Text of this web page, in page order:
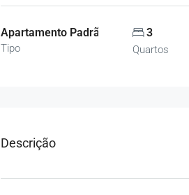
Apartamento Padrão, Apartamentos
Tipo
3
Quartos
Descrição